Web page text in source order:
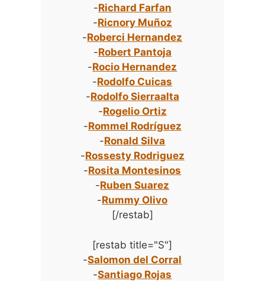
-Richard Farfan
-Ricnory Muñoz
-Roberci Hernandez
-Robert Pantoja
-Rocio Hernandez
-Rodolfo Cuicas
-Rodolfo Sierraalta
-Rogelio Ortiz
-Rommel Rodríguez
-Ronald Silva
-Rossesty Rodriguez
-Rosita Montesinos
-Ruben Suarez
-Rummy Olivo
[/restab]
[restab title="S"]
-Salomon del Corral
-Santiago Rojas